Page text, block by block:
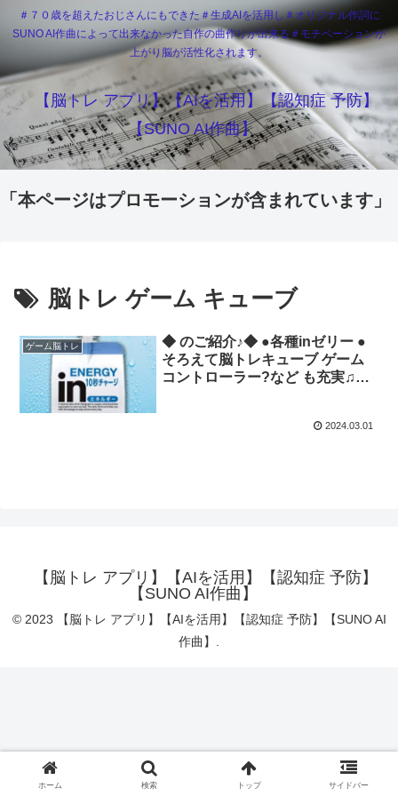
＃７０歳を超えたおじさんにもできた＃生成AIを活用し＃オリジナル作詞に
SUNO AI作曲によって出来なかった自作の曲作りが出来る＃モチベーションが
上がり脳が活性化されます。
【脳トレ アプリ】【AIを活用】【認知症 予防】
【SUNO AI作曲】
「本ページはプロモーションが含まれています」
脳トレ ゲーム キューブ
ゲーム脳トレ
◆ のご紹介♪◆ ●各種inゼリー ●
そろえて脳トレキューブ ゲーム
コントローラー?など も充実♫✨
✨ で欲しいもの探してね??2024.03.01
【脳トレ アプリ】【AIを活用】【認知症 予防】
【SUNO AI作曲】
© 2023 【脳トレ アプリ】【AIを活用】【認知症 予防】【SUNO AI
作曲】.
ホーム 検索 トップ サイドバー